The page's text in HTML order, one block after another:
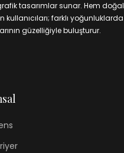
tasarımlar sunar. Hem doğal
farklı yoğunluklarda
güzelliğiyle buluşturur.